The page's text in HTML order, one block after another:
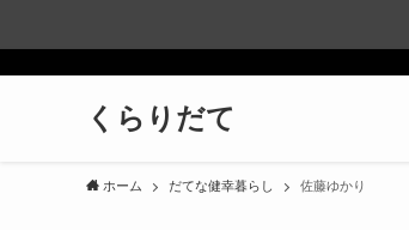
くらりだて
ホーム だてな健幸暮らし 佐藤ゆかり